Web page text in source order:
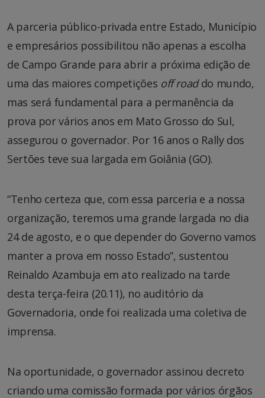
A parceria público-privada entre Estado, Município
e empresários possibilitou não apenas a escolha
de Campo Grande para abrir a próxima edição de
uma das maiores competições off roaddo mundo,
mas será fundamental para a permanência da
prova por vários anos em Mato Grosso do Sul,
assegurou o governador. Por 16 anos o Rally dos
Sertões teve sua largada em Goiânia (GO).
“Tenho certeza que, com essa parceria e a nossa
organização, teremos uma grande largada no dia
24 de agosto, e o que depender do Governo vamos
manter a prova em nosso Estado”, sustentou
Reinaldo Azambuja em ato realizado na tarde
desta terça-feira (20.11), no auditório da
Governadoria, onde foi realizada uma coletiva de
imprensa.
Na oportunidade, o governador assinou decreto
criando uma comissão formada por vários órgãos